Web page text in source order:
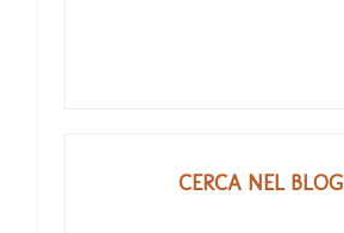
CERCA NEL BLOG